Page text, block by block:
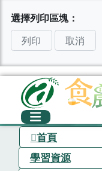
選擇列印區塊：
列印
取消
首頁
學習資源